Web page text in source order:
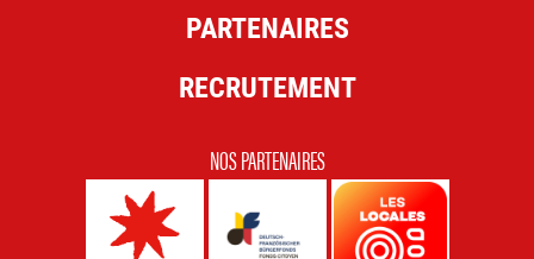
PARTENAIRES
RECRUTEMENT
NOS PARTENAIRES